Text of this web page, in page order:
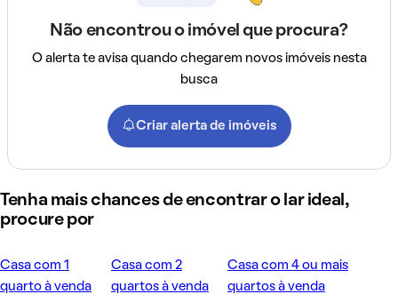
Não encontrou o imóvel que procura?
O alerta te avisa quando chegarem novos imóveis nesta
busca
Criar alerta de imóveis
Tenha mais chances de encontrar o lar ideal,
procure por
Casa com 1
quarto à venda
Casa com 2
quartos à venda
Casa com 4 ou mais
quartos à venda